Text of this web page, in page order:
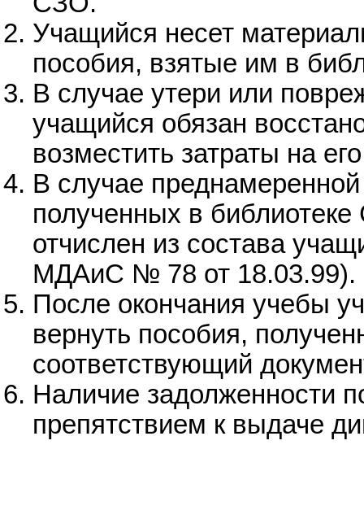
Учащийся несет
пособия, взятые им в
В случае утери или
учащийся обязан
возместить затраты на
В случае
полученных в
отчислен из состава
МДАиС № 78 от 18.03.99).
После окончания учебы
вернуть пособия,
соответствующий
Наличие задолженности
препятствием к выдаче